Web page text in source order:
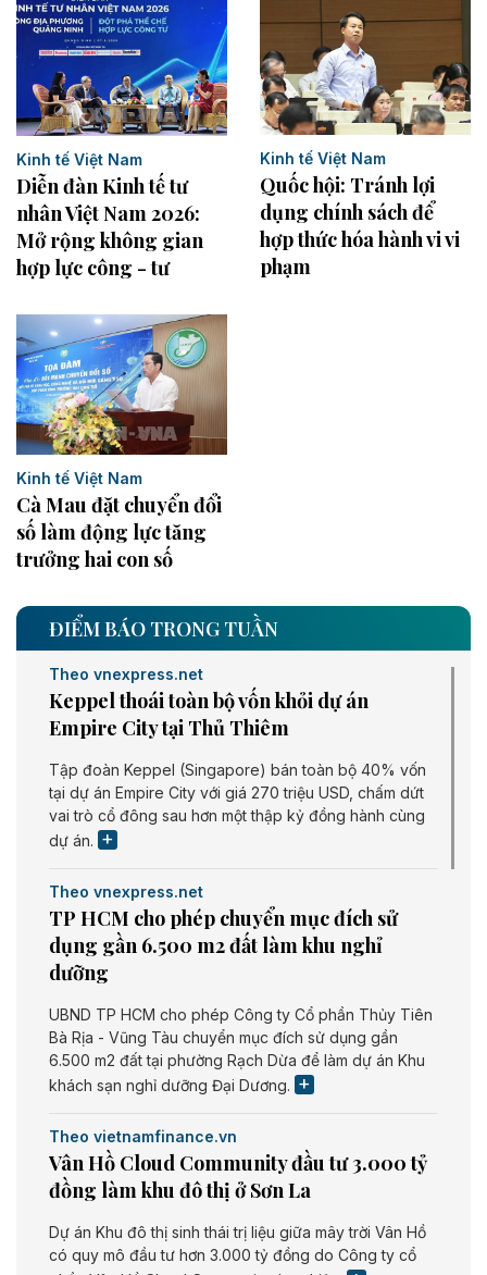
Kinh tế Việt Nam
Diễn đàn Kinh tế tư
nhân Việt Nam 2026:
Mở rộng không gian
hợp lực công - tư
Kinh tế Việt Nam
Quốc hội: Tránh lợi
dụng chính sách để
hợp thức hóa hành vi vi
phạm
Kinh tế Việt Nam
Cà Mau đặt chuyển đổi
số làm động lực tăng
trưởng hai con số
ĐIỂM BÁO TRONG TUẦN
Theo vnexpress.net
Keppel thoái toàn bộ vốn khỏi dự án
Empire City tại Thủ Thiêm
Tập đoàn Keppel (Singapore) bán toàn bộ 40% vốn
tại dự án Empire City với giá 270 triệu USD, chấm dứt
vai trò cổ đông sau hơn một thập kỷ đồng hành cùng
dự án.
Theo vnexpress.net
TP HCM cho phép chuyển mục đích sử
dụng gần 6.500 m2 đất làm khu nghỉ
dưỡng
UBND TP HCM cho phép Công ty Cổ phần Thủy Tiên
Bà Rịa - Vũng Tàu chuyển mục đích sử dụng gần
6.500 m2 đất tại phường Rạch Dừa để làm dự án Khu
khách sạn nghỉ dưỡng Đại Dương.
Theo vietnamfinance.vn
Vân Hồ Cloud Community đầu tư 3.000 tỷ
đồng làm khu đô thị ở Sơn La
Dự án Khu đô thị sinh thái trị liệu giữa mây trời Vân Hồ
có quy mô đầu tư hơn 3.000 tỷ đồng do Công ty cổ